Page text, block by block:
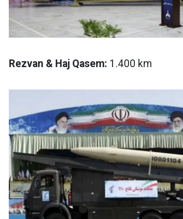
Rezvan & Haj Qasem: 1.400 km